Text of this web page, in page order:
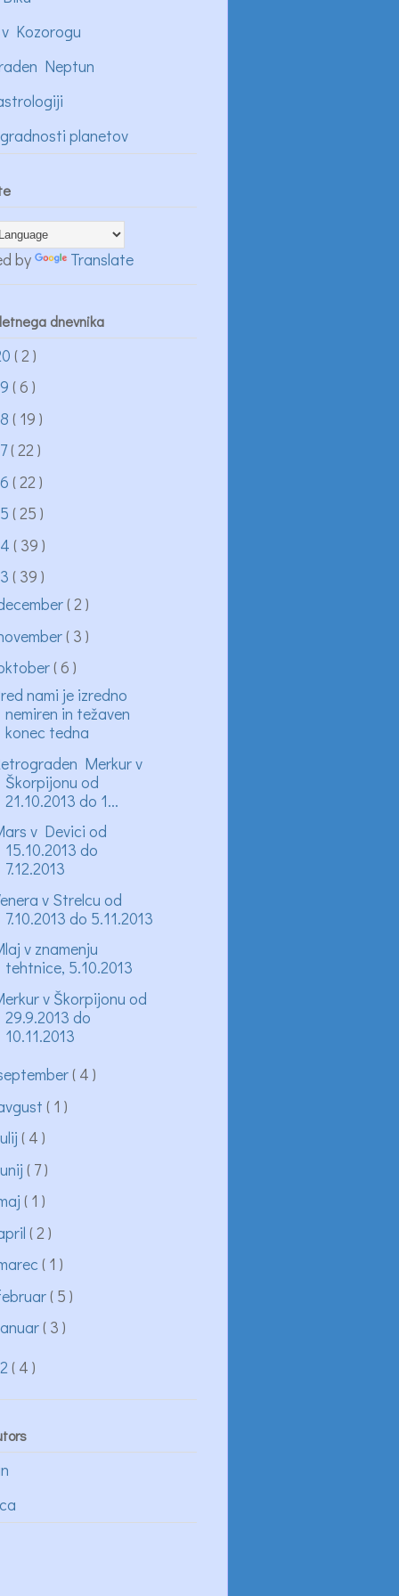
Kozorogu
Neptun
planetov
by Translate
dnevnika
( 2 )
( 6 )
( 19 )
( 22 )
( 22 )
( 25 )
( 39 )
( 39 )
( 2 )
( 3 )
( 6 )
nami je izredno
nemiren in težaven
konec tedna
Merkur v
Škorpijonu od
21.10.2013 do 1...
v Devici od
15.10.2013 do
7.12.2013
v Strelcu od
7.10.2013 do 5.11.2013
v znamenju
tehtnice, 5.10.2013
v Škorpijonu od
29.9.2013 do
10.11.2013
( 4 )
( 1 )
( 4 )
( 7 )
( 1 )
( 2 )
( 1 )
( 5 )
( 3 )
( 4 )